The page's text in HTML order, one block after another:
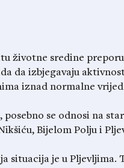
životne sredine
da izbjegavaju
iznad normalne
se odnosi na
Bijelom Polju i
situacija je u Pljevljima.